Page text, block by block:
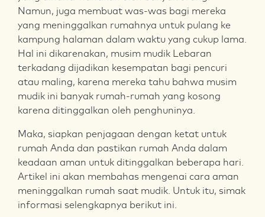
Namun, juga membuat was-was bagi mereka
yang meninggalkan rumahnya untuk pulang ke
kampung halaman dalam waktu yang cukup lama.
Hal ini dikarenakan, musim mudik Lebaran
terkadang dijadikan kesempatan bagi pencuri
atau maling, karena mereka tahu bahwa musim
mudik ini banyak rumah-rumah yang kosong
karena ditinggalkan oleh penghuninya.
Maka, siapkan penjagaan dengan ketat untuk
rumah Anda dan pastikan rumah Anda dalam
keadaan aman untuk ditinggalkan beberapa hari.
Artikel ini akan membahas mengenai cara aman
meninggalkan rumah saat mudik. Untuk itu, simak
informasi selengkapnya berikut ini.